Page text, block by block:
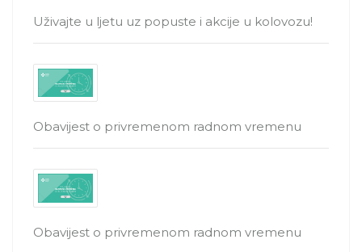
Uživajte u ljetu uz popuste i akcije u kolovozu!
Obavijest o privremenom radnom vremenu
Obavijest o privremenom radnom vremenu